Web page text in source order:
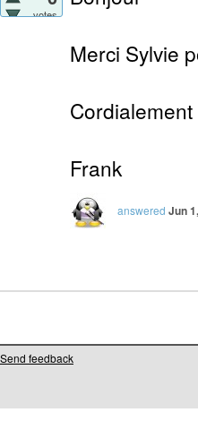
votes
Merci Sylvie
Cordialement
Frank
answered Jun
Send feedback